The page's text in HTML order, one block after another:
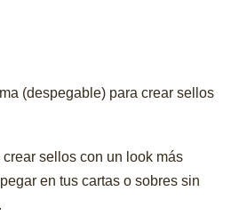
(despegable) para crear sellos
sellos con un look más
en tus cartas o sobres sin